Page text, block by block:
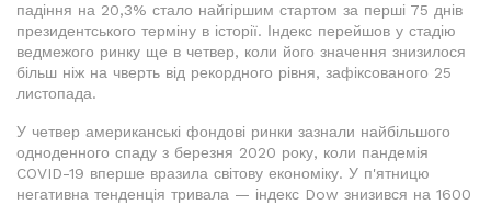
падіння на 20,3% стало найгіршим стартом за перші 75 днів
президентського терміну в історії. Індекс перейшов у стадію
ведмежого ринку ще в четвер, коли його значення знизилося
більш ніж на чверть від рекордного рівня, зафіксованого 25
листопада.
У четвер американські фондові ринки зазнали найбільшого
одноденного спаду з березня 2020 року, коли пандемія
COVID-19 вперше вразила світову економіку. У п'ятницю
негативна тенденція тривала — індекс Dow знизився на 1600